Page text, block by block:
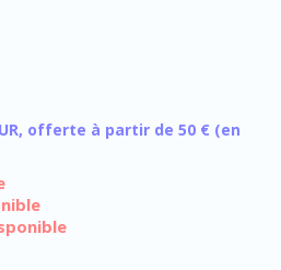
offerte à partir de 50 € (en